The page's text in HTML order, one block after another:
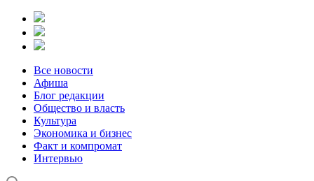
Все новости
Афиша
Блог редакции
Общество и власть
Культура
Экономика и бизнес
Факт и компромат
Интервью